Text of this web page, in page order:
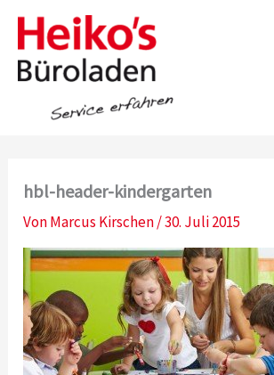
Inhalt
springen
hbl-header-kindergarten
VonMarcus Kirschen/30. Juli 2015